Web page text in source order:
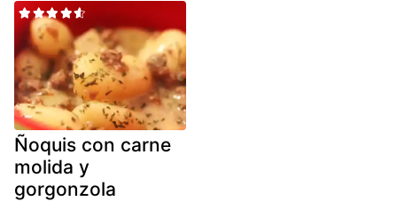
Ñoquis con carne
molida y
gorgonzola